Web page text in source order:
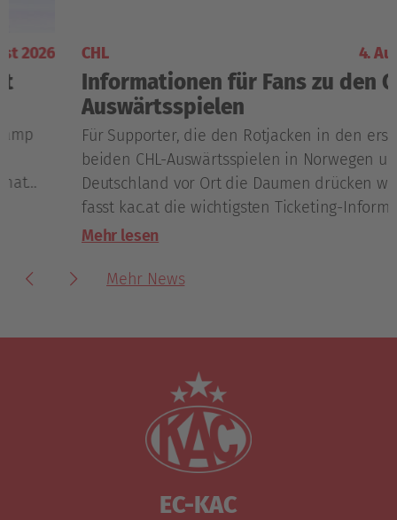
CHL 4. August
Informationen für Fans zu den CHL-
Auswärtsspielen
Für Supporter, die den Rotjacken in den ersten
beiden CHL-Auswärtsspielen in Norwegen und
Deutschland vor Ort die Daumen drücken wollen,
fasst kac.at die wichtigsten Ticketing-Informationen
zusammen.
Mehr lesen
Mehr News
EC-KAC